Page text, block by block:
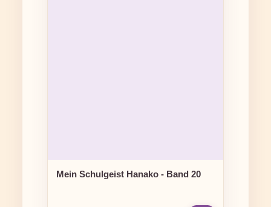
Mein Schulgeist Hanako - Band 20